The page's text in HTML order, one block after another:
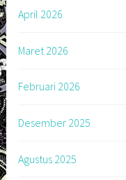
April 2026
Maret 2026
Februari 2026
Desember 2025
Agustus 2025